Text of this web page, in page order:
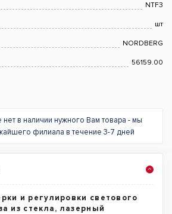
NTF3
шт
NORDBERG
56159.00
в наличии нужного Вам товара - мы
филиала в течение 3-7 дней
и регулировки светового
из стекла, лазерный